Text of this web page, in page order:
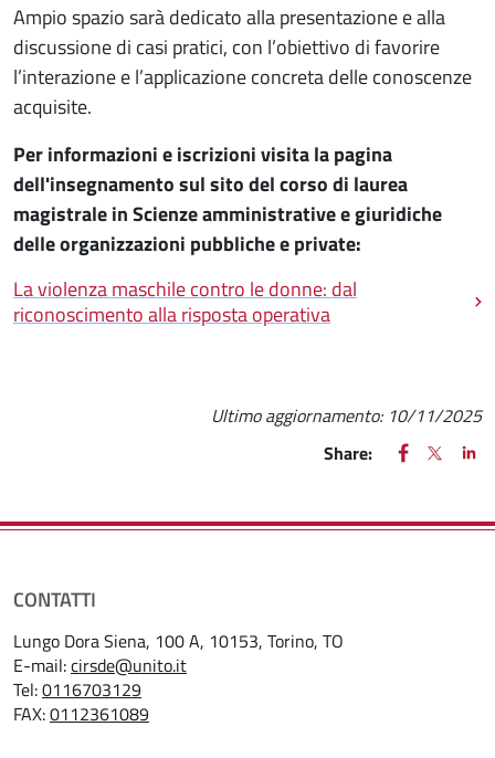
Ampio spazio sarà dedicato alla presentazione e alla
discussione di casi pratici, con l’obiettivo di favorire
l’interazione e l’applicazione concreta delle conoscenze
acquisite.
Per informazioni e iscrizioni visita la pagina
dell'insegnamento sul sito del corso di laurea
magistrale in Scienze amministrative e giuridiche
delle organizzazioni pubbliche e private:
La violenza maschile contro le donne: dal
riconoscimento alla risposta operativa
Ultimo aggiornamento: 10/11/2025
Share:
FACEBOOK
(apre una
X
(apre
CONTATTI
Lungo Dora Siena, 100 A, 10153, Torino, TO
E-mail:cirsde@unito.it
Tel:0116703129
FAX:0112361089